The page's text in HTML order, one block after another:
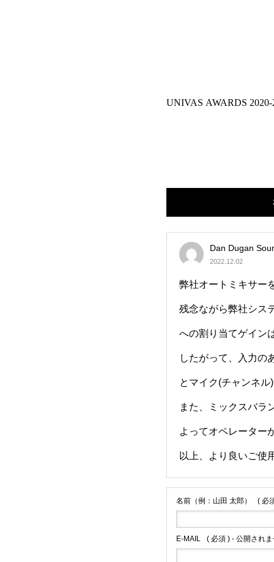
UNIVAS AWARDS 2020-
Dan Dugan
2022.12.02
弊社オートミキサー
残念ながら弊社シス
への割り当てゲイン
したがって、入力の
とマイク(チャンネ
また、ミックスバラ
よってオペレーター
以上、より良いご使
名前（例：山田 太郎） ( 必
E-MAIL ( 必須 ) - 公開され